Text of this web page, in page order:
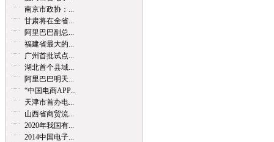
南京市政协：...
甘肃将在全省...
阿里巴巴副总...
福建省最大的...
广州首批试点...
湖北首个县域...
阿里巴巴明天...
“中国电商APP...
天津市首办电...
山西省商贸流...
2020年我国有...
2014中国电子...